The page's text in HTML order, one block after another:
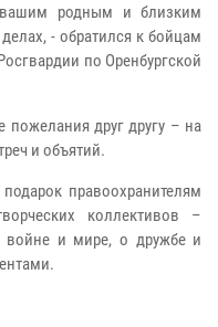
родным и близким
- обратился к бойцам
по Оренбургской
пожелания друг другу – на
и объятий.
правоохранителям
коллективов –
войне и мире, о дружбе и